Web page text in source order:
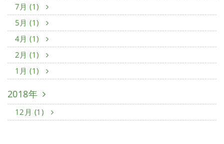
7月 (1)
5月 (1)
4月 (1)
2月 (1)
1月 (1)
2018年
12月 (1)